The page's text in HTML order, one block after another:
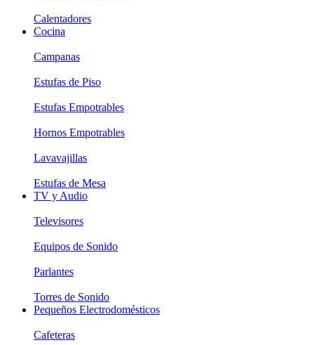
Calentadores
Cocina
Campanas
Estufas de Piso
Estufas Empotrables
Hornos Empotrables
Lavavajillas
Estufas de Mesa
TV y Audio
Televisores
Equipos de Sonido
Parlantes
Torres de Sonido
Pequeños Electrodomésticos
Cafeteras